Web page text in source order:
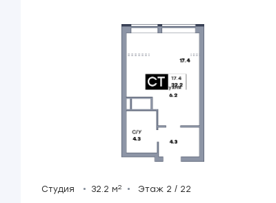
Студия 32.2 м2 Этаж 2 / 22